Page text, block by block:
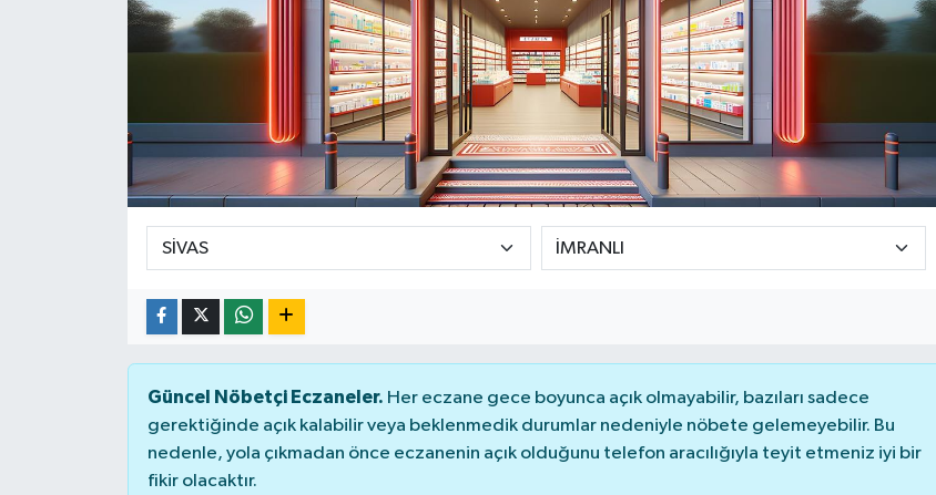
Güncel Nöbetçi Eczaneler. Her eczane gece boyunca açık olmayabilir, bazıları sadece
gerektiğinde açık kalabilir veya beklenmedik durumlar nedeniyle nöbete gelemeyebilir. Bu
nedenle, yola çıkmadan önce eczanenin açık olduğunu telefon aracılığıyla teyit etmeniz iyi bir
fikir olacaktır.
EĞİTİM
EKONOMİ